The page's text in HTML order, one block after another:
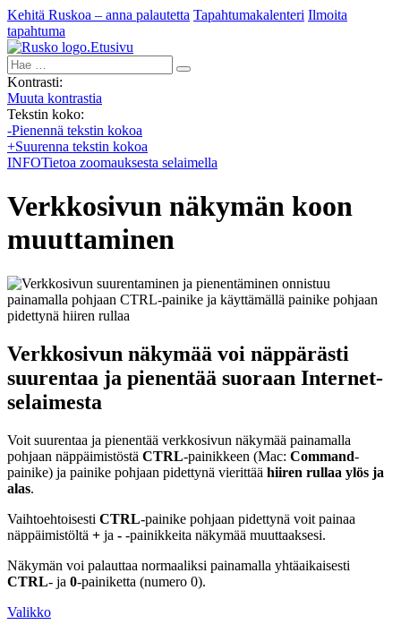
Kehitä Ruskoa – anna palautetta Tapahtumakalenteri Ilmoita
tapahtuma
Etusivu
Hae:
Kontrasti:
Muuta kontrastia
Tekstin koko:
-Pienennä tekstin kokoa
+Suurenna tekstin kokoa
INFOTietoa zoomauksesta selaimella
Verkkosivun näkymän koon
muuttaminen
Verkkosivun näkymää voi näppärästi
suurentaa ja pienentää suoraan Internet-
selaimesta
Voit suurentaa ja pienentää verkkosivun näkymää painamalla
pohjaan näppäimistöstä CTRL-painikkeen (Mac: Command-
painike) ja painike pohjaan pidettynä vierittää hiiren rullaa ylös ja
alas.
Vaihtoehtoisesti CTRL-painike pohjaan pidettynä voit painaa
näppäimistöltä + ja - -painikkeita näkymää muuttaaksesi.
Näkymän voi palauttaa normaaliksi painamalla yhtäaikaisesti
CTRL- ja 0-painiketta (numero 0).
Valikko